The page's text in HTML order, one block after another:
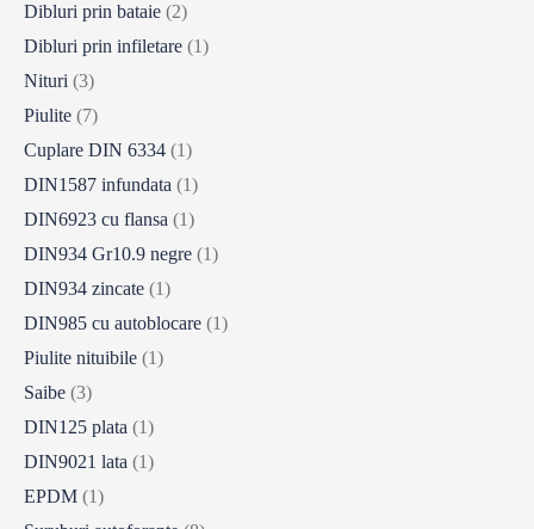
Dibluri prin bataie (2)
Dibluri prin infiletare (1)
Nituri (3)
Piulite (7)
Cuplare DIN 6334 (1)
DIN1587 infundata (1)
DIN6923 cu flansa (1)
DIN934 Gr10.9 negre (1)
DIN934 zincate (1)
DIN985 cu autoblocare (1)
Piulite nituibile (1)
Saibe (3)
DIN125 plata (1)
DIN9021 lata (1)
EPDM (1)